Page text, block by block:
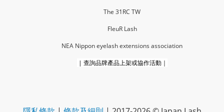
The 31RC TW
FleuR Lash
NEA Nippon eyelash extensions association
| 查詢品牌產品上架或協作活動｜